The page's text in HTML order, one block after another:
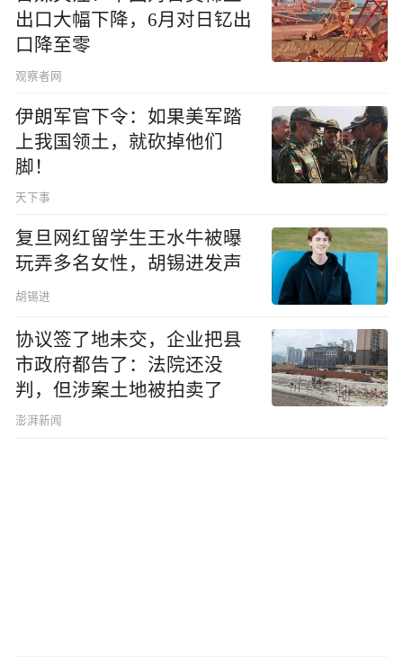
出口大幅下降，6月对日钇出
口降至零
观察者网
伊朗军官下令：如果美军踏
上我国领土，就砍掉他们
脚！
天下事
复旦网红留学生王水牛被曝
玩弄多名女性，胡锡进发声
胡锡进
协议签了地未交，企业把县
市政府都告了：法院还没
判，但涉案土地被拍卖了
澎湃新闻